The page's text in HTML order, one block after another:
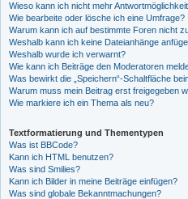
Wieso kann ich nicht mehr
Wie bearbeite oder lösche ich eine Umfrage?
Warum kann ich auf bestimmte Foren nicht
Weshalb kann ich keine Dateianhänge
Weshalb wurde ich verwarnt?
Wie kann ich Beiträge den Moderatoren
Was bewirkt die „Speichern“-Schaltfläche
Warum muss mein Beitrag erst freigegeben
Wie markiere ich ein Thema als neu?
Textformatierung und Thementypen
Was ist BBCode?
Kann ich HTML benutzen?
Was sind Smilies?
Kann ich Bilder in meine Beiträge einfügen?
Was sind globale Bekanntmachungen?